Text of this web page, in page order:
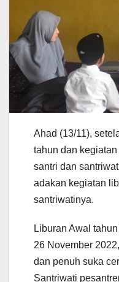
Ahad (13/11),
tahun dan
santri dan
adakan kegiatan
santriwatinya.
Liburan Awal
26 November
dan penuh suka
Santriwati